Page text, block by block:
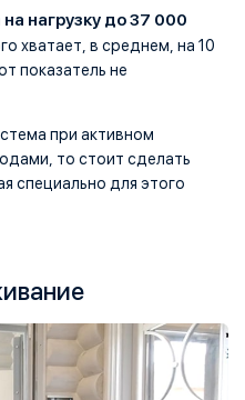
нагрузку до 37 000
хватает, в среднем, на 10
показатель не
при активном
то стоит сделать
специально для этого